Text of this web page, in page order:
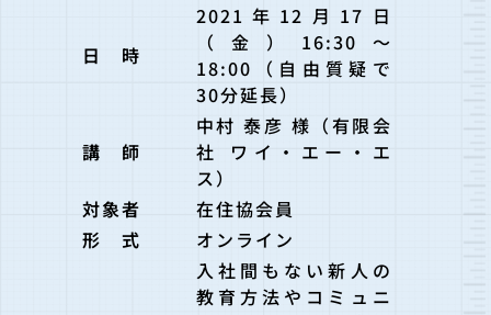
日 時
2021年12月17日
（金）16:30～
18:00（自由質疑で
30分延長）
講 師
中村 泰彦 様（有限会
社 ワイ・エー・エ
ス）
対象者
在住協会員
形 式
オンライン
入社間もない新人の
教育方法やコミュニ